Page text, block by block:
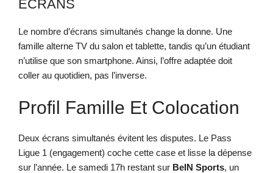
ÉCRANS
Le nombre d’écrans simultanés change la donne. Une
famille alterne TV du salon et tablette, tandis qu’un étudiant
n’utilise que son smartphone. Ainsi, l’offre adaptée doit
coller au quotidien, pas l’inverse.
Profil Famille Et Colocation
Deux écrans simultanés évitent les disputes. Le Pass
Ligue 1 (engagement) coche cette case et lisse la dépense
sur l’année. Le samedi 17h restant sur BeIN Sports, un